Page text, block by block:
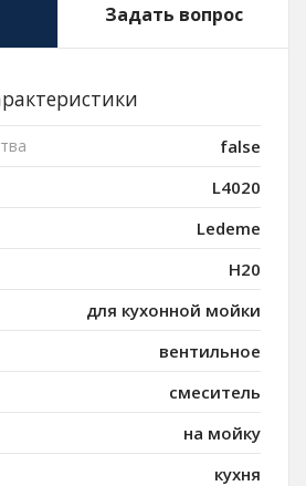
Задать вопрос
false
L4020
Ledeme
H20
для кухонной мойки
вентильное
смеситель
на мойку
кухня